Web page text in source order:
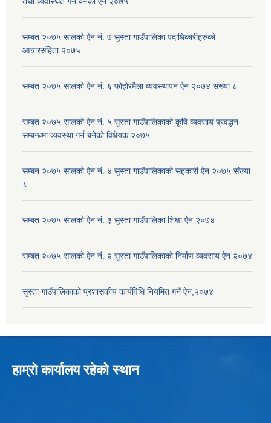
सम्बत २०७५ सालको ऐन नं. ७ सुस्ता गाउँपालिका पदाधिकारीहरुको
आचारसंहिता २०७५
सम्बत २०७५ सालको ऐन नं. ६ फोहोरमैला व्यवस्थापन ऐन २०७४ संख्या ८
सम्बत २०७५ सालको ऐन नं. ५ सुस्ता गाउँपालिकाको कृषि व्यवसाय प्रवद्धन
सम्बन्धमा व्यवस्था गर्न बनेको विधेयक २०७५
सम्बन २०७५ सालको ऐन नं. ४ सुस्ता गाउँपालिकाको सहकारी ऐन २०७५ संख्या
८
सम्बत २०७५ सालको ऐन नं. ३ सुस्ता गाउँपालिका शिक्षा ऐन २०७४
सम्बत २०७५ सालको ऐन नं. २ सुस्ता गाउँपालिकाको निर्माण व्यवसाय ऐन २०७४
सुस्ता गाउँपालिकाको प्रशासकीय कार्यविधि नियमित गर्ने ऐन,२०७४
हाम्रो कार्यालय रहेको स्थान